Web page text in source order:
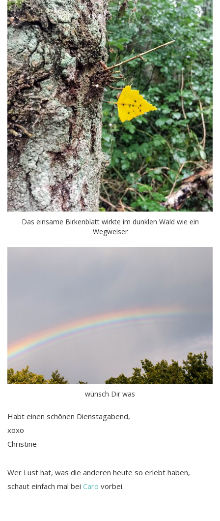
Das einsame Birkenblatt wirkte im dunklen Wald wie ein
Wegweiser
wünsch Dir was
Habt einen schönen Dienstagabend,
xoxo
Christine
Wer Lust hat, was die anderen heute so erlebt haben,
schaut einfach mal bei Caro vorbei.